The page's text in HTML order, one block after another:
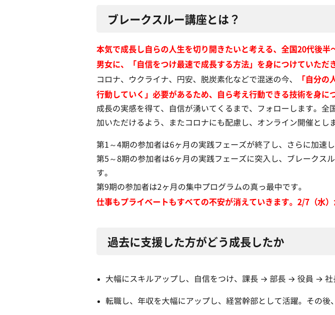
ブレークスルー講座とは？
本気で成長し自らの人生を切り開きたいと考える、全国20代後半
男女に、「自信をつけ最速で成長する方法」を身につけていただ
コロナ、ウクライナ、円安、脱炭素化などで混迷の今、
「自分
行動していく」必要があるため、自ら考え行動できる技術を身に
成長の実感を得て、自信が湧いてくるまで、フォローします。全
加いただけるよう、またコロナにも配慮し、オンライン開催とし
第1～4期の参加者は6ヶ月の実践フェーズが終了し、さらに加速し
第5～8期の参加者は6ヶ月の実践フェーズに突入し、ブレークス
す。
第9期の参加者は2ヶ月の集中プログラムの真っ最中です。
仕事もプライベートもすべての不安が消えていきます。2/7（水）
過去に支援した方がどう成長したか
大幅にスキルアップし、自信をつけ、課長 → 部長 → 役員 →
転職し、年収を大幅にアップし、経営幹部として活躍。その後